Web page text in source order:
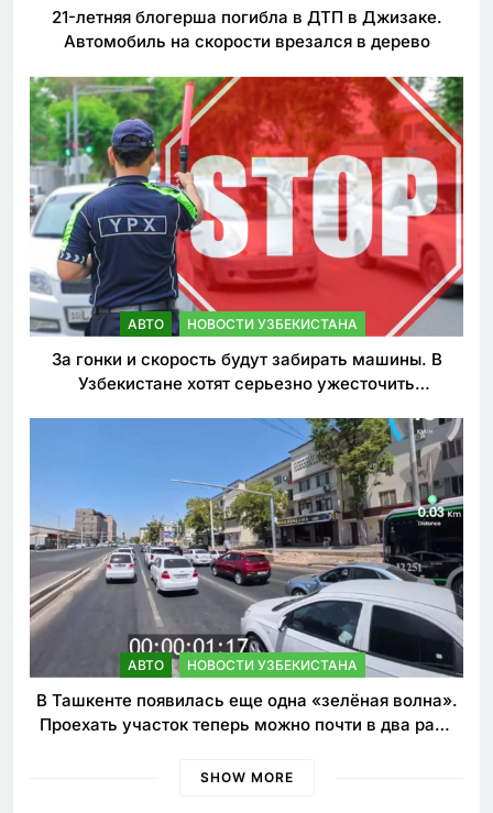
21-летняя блогерша погибла в ДТП в Джизаке.
Автомобиль на скорости врезался в дерево
АВТО НОВОСТИ УЗБЕКИСТАНА
За гонки и скорость будут забирать машины. В
Узбекистане хотят серьезно ужесточить
АВТО НОВОСТИ УЗБЕКИСТАНА
В Ташкенте появилась еще одна «зелёная волна».
Проехать участок теперь можно почти в два раза
SHOW MORE